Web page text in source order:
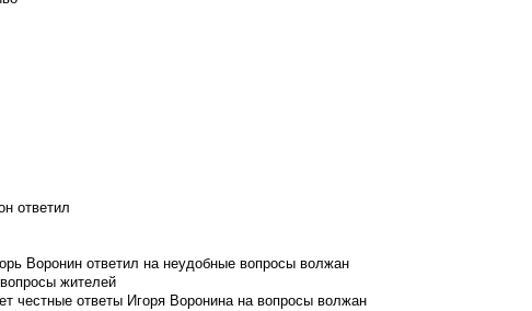
ответил
Воронин ответил на неудобные вопросы волжан
жителей
честные ответы Игоря Воронина на вопросы волжан